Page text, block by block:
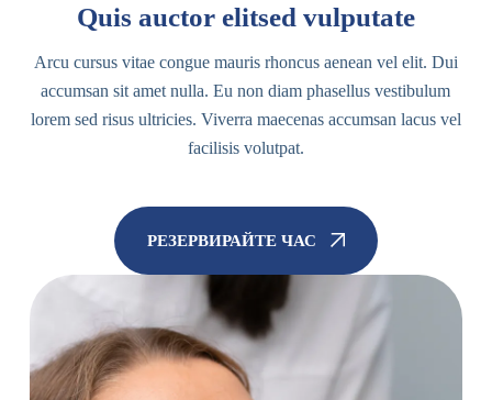
Quis auctor elitsed vulputate
Arcu cursus vitae congue mauris rhoncus aenean vel elit. Dui
accumsan sit amet nulla. Eu non diam phasellus vestibulum
lorem sed risus ultricies. Viverra maecenas accumsan lacus vel
facilisis volutpat.
РЕЗЕРВИРАЙТЕ ЧАС